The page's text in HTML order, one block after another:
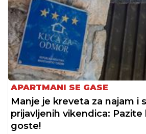
APARTMANI SE GASE
Manje je kreveta za najam i
prijavljenih vikendica:
goste!